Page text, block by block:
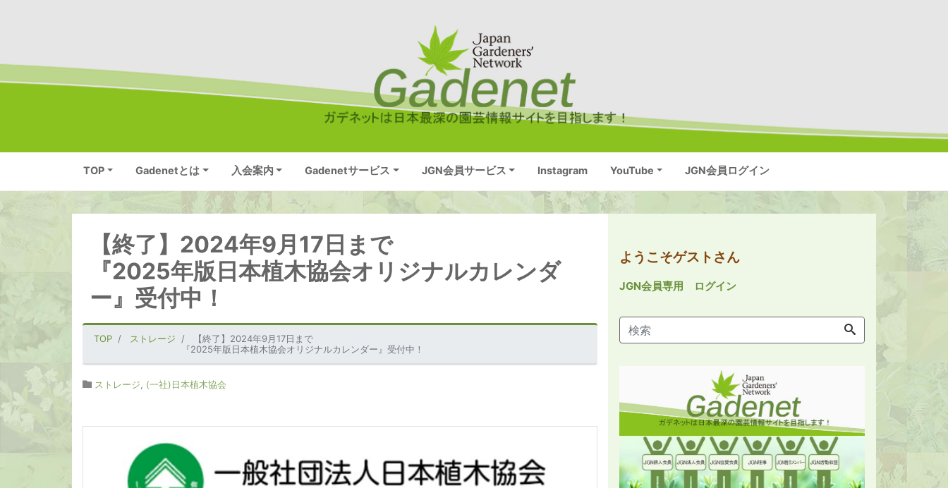
TOP Gadenetとは 入会案内 Gadenetサービス JGN会員サービス Instagram YouTube JGN会員ログイン
【終了】2024年9月17日まで
『2025年版日本植木協会オリジナルカレンダ
ー』受付中！
TOP ストレージ
【終了】2024年9月17日まで
『2025年版日本植木協会オリジナルカレンダー』受付中！
ストレージ (一社)日本植木協会
ようこそゲストさん
JGN会員専用 ログイン